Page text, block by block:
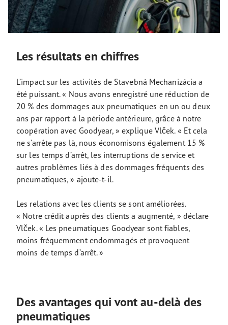
Les résultats en chiffres
L’impact sur les activités de Stavebná Mechanizácia a
été puissant. « Nous avons enregistré une réduction de
20 % des dommages aux pneumatiques en un ou deux
ans par rapport à la période antérieure, grâce à notre
coopération avec Goodyear, » explique Vlček. « Et cela
ne s’arrête pas là, nous économisons également 15 %
sur les temps d’arrêt, les interruptions de service et
autres problèmes liés à des dommages fréquents des
pneumatiques, » ajoute-t-il.
Les relations avec les clients se sont améliorées.
« Notre crédit auprès des clients a augmenté, » déclare
Vlček. « Les pneumatiques Goodyear sont fiables,
moins fréquemment endommagés et provoquent
moins de temps d’arrêt. »
Des avantages qui vont au-delà des
pneumatiques